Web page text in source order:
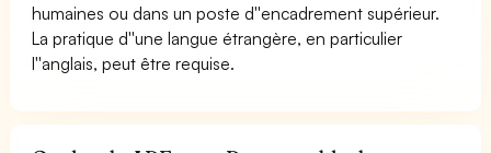
humaines ou dans un poste d''encadrement supérieur.
La pratique d''une langue étrangère, en particulier
l''anglais, peut être requise.